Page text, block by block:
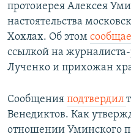
Все сайты РСЕ/РС
протоиерея Алексея
настоятельства
Хохлах. Об этом
ссылкой на
Лученко и прихожан
Сообщения подтвердил
Венедиктов. Как
отношении Уминского